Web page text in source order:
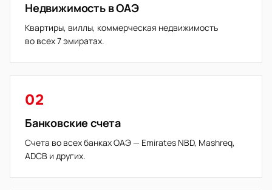
Недвижимость в ОАЭ
Квартиры, виллы, коммерческая недвижимость
во всех 7 эмиратах.
02
Банковские счета
Счета во всех банках ОАЭ — Emirates NBD, Mashreq,
ADCB и других.